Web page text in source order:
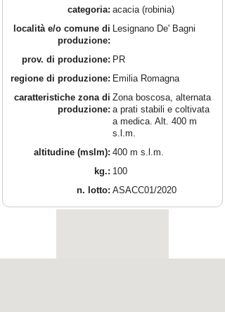
categoria: acacia (robinia)
località e/o comune di
produzione:
Lesignano De' Bagni
prov. di produzione: PR
regione di produzione: Emilia Romagna
caratteristiche zona di
produzione:
Zona boscosa, alternata
a prati stabili e coltivata
a medica. Alt. 400 m
s.l.m.
altitudine (mslm): 400 m s.l.m.
kg.: 100
n. lotto: ASACC01/2020